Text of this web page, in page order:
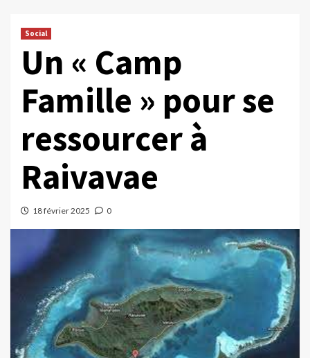
Social
Un « Camp
Famille » pour se
ressourcer à
Raivavae
18 février 2025 0